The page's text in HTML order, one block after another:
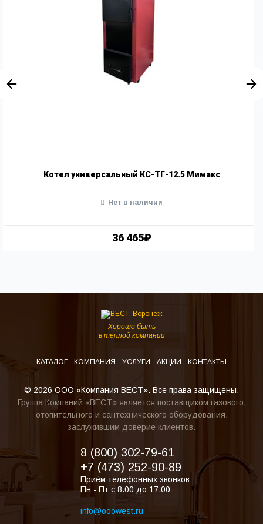
Котел универсальный КС-ТГ-12.5 Мимакс
36 465₽
Нет в наличии
Хорошо быть
в теплой компании
КАТАЛОГ КОМПАНИЯ УСЛУГИ АКЦИИ КОНТАКТЫ
© 2026 ООО «Компания ВЕСТ». Все права защищены.
Группа Компаний «ВЕСТ» является поставщиком газового,
отопительного и сантехнического оборудования,
заслужившим доверие клиентов.
8 (800) 302-79-61
+7 (473) 252-90-89
Приём телефонных звонков:
Пн - Пт с 8.00 до 17.00
info@ooowest.ru